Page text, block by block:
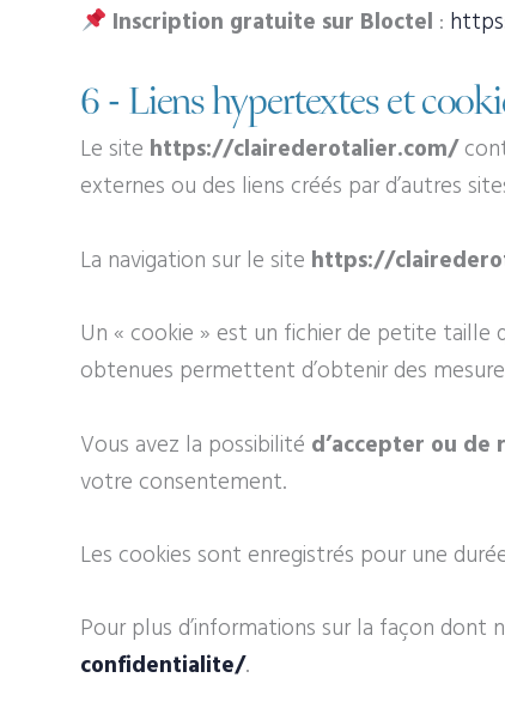
Inscription gratuite sur Bloctel :
6 - Liens hypertextes et
Le site https://clairederotalier.com/
externes ou des liens créés par d’autres
La navigation sur le site https://
Un « cookie » est un fichier de petite taille
obtenues permettent d’obtenir des
Vous avez la possibilité d’accepter ou de
votre consentement.
Les cookies sont enregistrés pour une
Pour plus d’informations sur la façon dont
confidentialite/.